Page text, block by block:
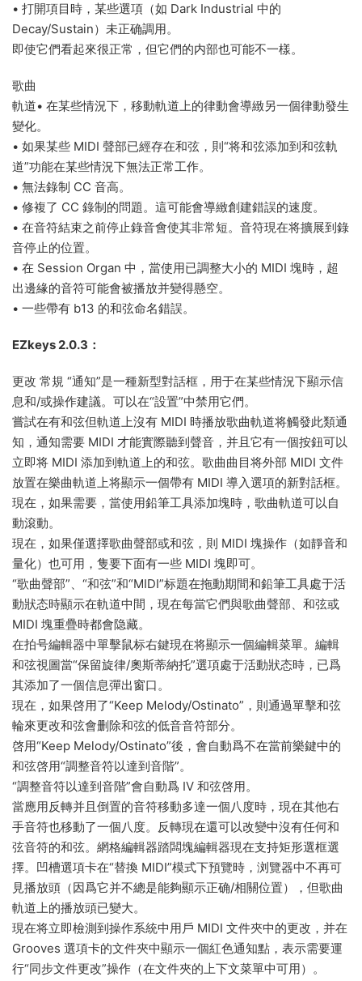
• 打開項目時，某些選項（如 Dark Industrial 中的
Decay/Sustain）未正确調用。
即使它們看起來很正常，但它們的内部也可能不一樣。
歌曲
軌道• 在某些情況下，移動軌道上的律動會導緻另一個律動發生
變化。
• 如果某些 MIDI 聲部已經存在和弦，則“将和弦添加到和弦軌
道”功能在某些情況下無法正常工作。
• 無法錄制 CC 音高。
• 修複了 CC 錄制的問題。這可能會導緻創建錯誤的速度。
• 在音符結束之前停止錄音會使其非常短。音符現在将擴展到錄
音停止的位置。
• 在 Session Organ 中，當使用已調整大小的 MIDI 塊時，超
出邊緣的音符可能會被播放并變得懸空。
• 一些帶有 b13 的和弦命名錯誤。
EZkeys 2.0.3：
更改 常規 “通知”是一種新型對話框，用于在某些情況下顯示信
息和/或操作建議。可以在“設置”中禁用它們。
嘗試在有和弦但軌道上沒有 MIDI 時播放歌曲軌道将觸發此類通
知，通知需要 MIDI 才能實際聽到聲音，并且它有一個按鈕可以
立即将 MIDI 添加到軌道上的和弦。歌曲曲目将外部 MIDI 文件
放置在樂曲軌道上将顯示一個帶有 MIDI 導入選項的新對話框。
現在，如果需要，當使用鉛筆工具添加塊時，歌曲軌道可以自
動滾動。
現在，如果僅選擇歌曲聲部或和弦，則 MIDI 塊操作（如靜音和
量化）也可用，隻要下面有一些 MIDI 塊即可。
“歌曲聲部”、“和弦”和“MIDI”标題在拖動期間和鉛筆工具處于活
動狀态時顯示在軌道中間，現在每當它們與歌曲聲部、和弦或
MIDI 塊重疊時都會隐藏。
在拍号編輯器中單擊鼠标右鍵現在将顯示一個編輯菜單。編輯
和弦視圖當“保留旋律/奧斯蒂納托”選項處于活動狀态時，已爲
其添加了一個信息彈出窗口。
現在，如果啓用了“Keep Melody/Ostinato”，則通過單擊和弦
輪來更改和弦會删除和弦的低音音符部分。
啓用“Keep Melody/Ostinato”後，會自動爲不在當前樂鍵中的
和弦啓用“調整音符以達到音階”。
“調整音符以達到音階”會自動爲 IV 和弦啓用。
當應用反轉并且倒置的音符移動多達一個八度時，現在其他右
手音符也移動了一個八度。反轉現在還可以改變中沒有任何和
弦音符的和弦。網格編輯器踏闆塊編輯器現在支持矩形選框選
擇。凹槽選項卡在“替換 MIDI”模式下預覽時，浏覽器中不再可
見播放頭（因爲它并不總是能夠顯示正确/相關位置），但歌曲
軌道上的播放頭已變大。
現在将立即檢測到操作系統中用戶 MIDI 文件夾中的更改，并在
Grooves 選項卡的文件夾中顯示一個紅色通知點，表示需要運
行“同步文件更改”操作（在文件夾的上下文菜單中可用）。